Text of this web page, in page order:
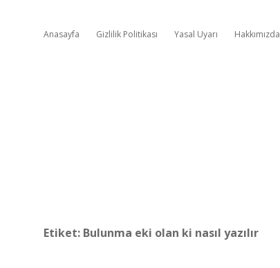
Anasayfa Gizlilik Politikası Yasal Uyarı Hakkımızda
Etiket: Bulunma eki olan ki nasıl yazılır